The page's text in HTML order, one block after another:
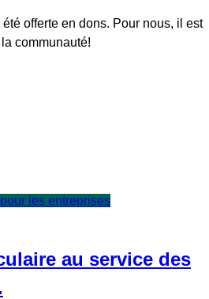
été offerte en dons. Pour nous, il est
communauté!
les entreprises
au service des